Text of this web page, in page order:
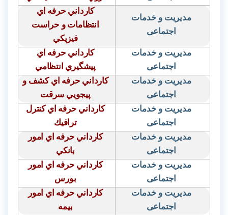
مدیریت و خدمات
اجتماعی
كارداني حرفه اي
انتظامات و حراست
فيزيكي
مدیریت و خدمات
اجتماعی
كارداني حرفه اي
پيشگيري انتظامي
مدیریت و خدمات
اجتماعی
كارداني حرفه اي كشف و
پيجويي سرقت
مدیریت و خدمات
اجتماعی
كارداني حرفه اي كنترل
ترافيك
مدیریت و خدمات
اجتماعی
كارداني حرفه اي امور
بانكي
مدیریت و خدمات
اجتماعی
كارداني حرفه اي امور
بورس
مدیریت و خدمات
اجتماعی
كارداني حرفه اي امور
بيمه